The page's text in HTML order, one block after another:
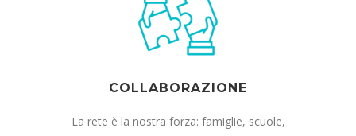
COLLABORAZIONE
La rete è la nostra forza: famiglie, scuole,